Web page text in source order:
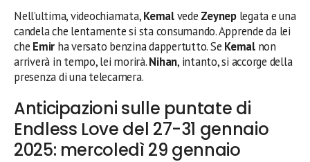
Nell’ultima, videochiamata,Kemalvede Zeyneplegata e una
candela che lentamente si sta consumando. Apprende da lei
che Emir ha versato benzina dappertutto. Se Kemalnon
arriverà in tempo, lei morirà.Nihan, intanto, si accorge della
presenza di una telecamera.
Anticipazioni sulle puntate di
Endless Love del 27-31 gennaio
2025: mercoledì 29 gennaio